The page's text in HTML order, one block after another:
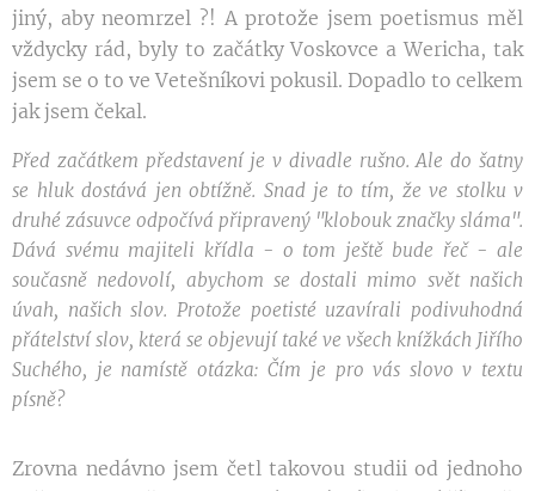
jiný, aby neomrzel ?! A protože jsem poetismus měl
vždycky rád, byly to začátky Voskovce a Wericha, tak
jsem se o to ve Vetešníkovi pokusil. Dopadlo to celkem
jak jsem čekal.
Před začátkem představení je v divadle rušno. Ale do šatny
se hluk dostává jen obtížně. Snad je to tím, že ve stolku v
druhé zásuvce odpočívá připravený "klobouk značky sláma".
Dává svému majiteli křídla - o tom ještě bude řeč - ale
současně nedovolí, abychom se dostali mimo svět našich
úvah, našich slov. Protože poetisté uzavírali podivuhodná
přátelství slov, která se objevují také ve všech knížkách Jiřího
Suchého, je namístě otázka: Čím je pro vás slovo v textu
písně?
Zrovna nedávno jsem četl takovou studii od jednoho